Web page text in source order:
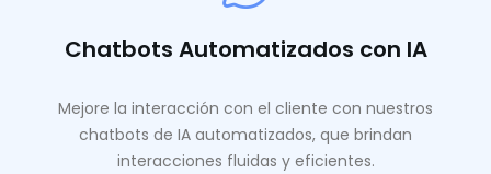
Chatbots Automatizados con IA
Mejore la interacción con el cliente con nuestros
chatbots de IA automatizados, que brindan
interacciones fluidas y eficientes.